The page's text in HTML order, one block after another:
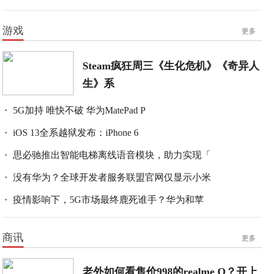
游戏 更多
Steam疯狂周三《生化危机》《奇异人
生》系
5G加持 唯快不破 华为MatePad P
iOS 13全系越狱发布：iPhone 6
思必驰推出智能电梯离线语音模块，助力实现「
没有华为？全球开发者服务联盟官网仅显示小米
疫情影响下，5G市场最终鹿死谁手？华为和苹
商讯 更多
老外如何看售价998的realme Q？开上